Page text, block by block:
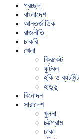
প্রচ্ছদ
বাংলাদেশ
আন্তর্জাতিক
রাজনীতি
চাকরি
খেলা
ক্রিকেট
ফুটবল
হকি ও
হাডুডু
বিনোদন
সারাদেশ
খুলনা
চট্টগ্রাম
ঢাকা